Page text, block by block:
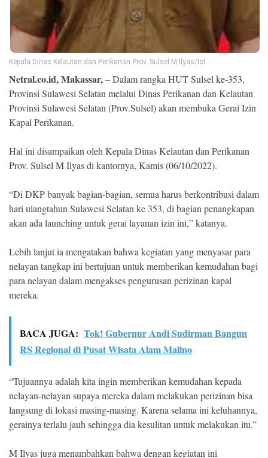
©
Copyright
NETRAL
.
Right
Reserved
Kepala Dinas Kelautan dan Perikanan Prov. Sulsel M Ilyas/Ist
Netral.co.id, Makassar,– Dalam rangka HUT Sulsel ke-353,
Provinsi Sulawesi Selatan melalui Dinas Perikanan dan Kelautan
Provinsi Sulawesi Selatan (Prov.Sulsel) akan membuka Gerai Izin
Kapal Perikanan.
Hal ini disampaikan oleh Kepala Dinas Kelautan dan Perikanan
Prov. Sulsel M Ilyas di kantornya, Kamis (06/10/2022).
“Di DKP banyak bagian-bagian, semua harus berkontribusi dalam
hari ulangtahun Sulawesi Selatan ke 353, di bagian penangkapan
akan ada launching untuk gerai layanan izin ini,” katanya.
Lebih lanjut ia mengatakan bahwa kegiatan yang menyasar para
nelayan tangkap ini bertujuan untuk memberikan kemudahan bagi
para nelayan dalam mengakses pengurusan perizinan kapal
mereka.
BACA JUGA: Tok! Gubernur Andi Sudirman Bangun
RS Regional di Pusat Wisata Alam Malino
“Tujuannya adalah kita ingin memberikan kemudahan kepada
nelayan-nelayan supaya mereka dalam melakukan perizinan bisa
langsung di lokasi masing-masing. Karena selama ini keluhannya,
gerainya terlalu jauh sehingga dia kesulitan untuk melakukan itu.”
M Ilyas juga menambahkan bahwa dengan kegiatan ini